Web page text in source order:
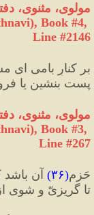
مولوی، مثنوی، دفتر
Book #4,
Line #2146
بر کنارِ بامی ای
پست بنشین یا
مولوی، مثنوی،
Book #3,
Line #267
حَزم(۳۶) آن باشد
تا گریزیّ و شوی